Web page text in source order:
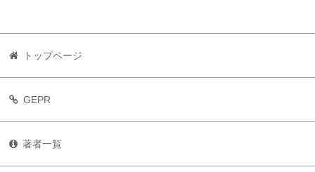
トップページ
GEPR
著者一覧